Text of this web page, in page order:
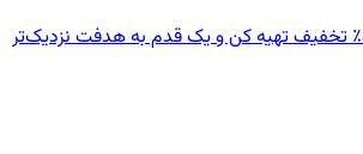
دوره موردنظرت را با ۵۰٪ تخفیف تهیه کن و یک قدم به هدفت نزدیک‌تر